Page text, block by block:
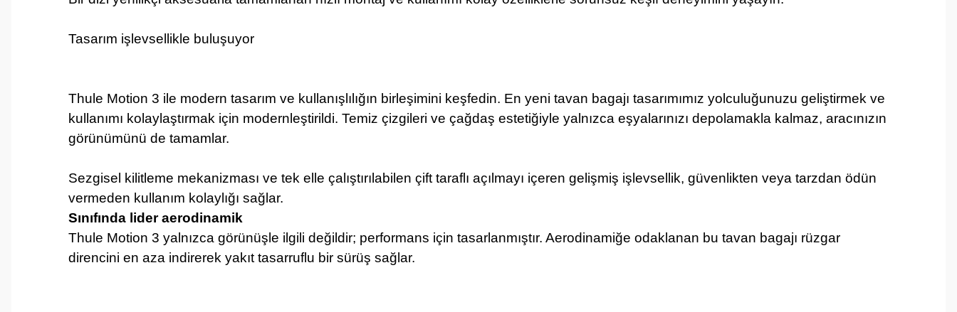
Tasarım işlevsellikle buluşuyor
Thule Motion 3 ile modern tasarım ve kullanışlılığın birleşimini keşfedin. En yeni tavan bagajı tasarımımız yolculuğunuzu geliştirmek ve
kullanımı kolaylaştırmak için modernleştirildi. Temiz çizgileri ve çağdaş estetiğiyle yalnızca eşyalarınızı depolamakla kalmaz, aracınızın
görünümünü de tamamlar.
Sezgisel kilitleme mekanizması ve tek elle çalıştırılabilen çift taraflı açılmayı içeren gelişmiş işlevsellik, güvenlikten veya tarzdan ödün
vermeden kullanım kolaylığı sağlar.
Sınıfında lider aerodinamik
Thule Motion 3 yalnızca görünüşle ilgili değildir; performans için tasarlanmıştır. Aerodinamiğe odaklanan bu tavan bagajı rüzgar
direncini en aza indirerek yakıt tasarruflu bir sürüş sağlar.